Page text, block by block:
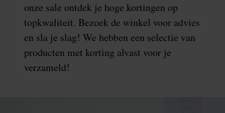
onze sale ontdek je hoge kortingen op
topkwaliteit. Bezoek de winkel voor advies
en sla je slag! We hebben een selectie van
producten met korting alvast voor je
verzameld!